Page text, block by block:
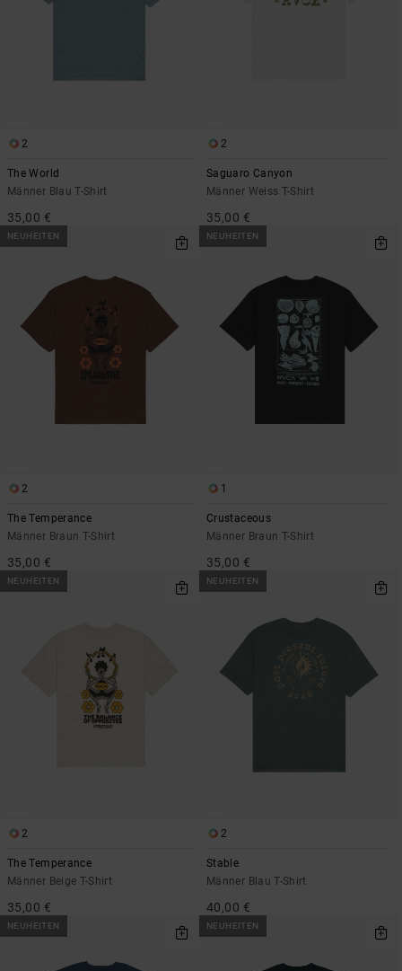
2
The World
Männer Blau T-Shirt
35,00 €
2
Saguaro Canyon
Männer Weiss T-Shirt
35,00 €
NEUHEITEN
2
The Temperance
Männer Braun T-Shirt
35,00 €
NEUHEITEN
1
Crustaceous
Männer Braun T-Shirt
35,00 €
NEUHEITEN
2
The Temperance
Männer Beige T-Shirt
35,00 €
NEUHEITEN
2
Stable
Männer Blau T-Shirt
40,00 €
NEUHEITEN NEUHEITEN